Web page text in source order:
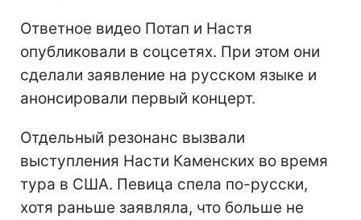
Ответное видео Потап и Настя
опубликовали в соцсетях. При этом они
сделали заявление на русском языке и
анонсировали первый концерт.
Отдельный резонанс вызвали
выступления Насти Каменских во время
тура в США. Певица спела по-русски,
хотя раньше заявляла, что больше не